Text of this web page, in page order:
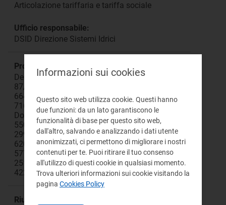
Articolazione tariffaria e tariffa sociale
Ufficio responsabile:
DSID Direzione Sistemi Idrici
Procedimento:
Deliberazioni:643/2013/R/idr
87/2014/R/idr
664/2015/R/idr
716/2016/R/idr
Documenti di consultazione:356/2013/R/idr
550/2013/R/idr
299/2014/R/idr
620/2014/R/idr
577/2015/R/idr
251/2017/R/idr
422/2017/R/idr
Riunione:
Informazioni sui cookies
Questo sito web utilizza cookie. Questi hanno
due funzioni: da un lato garantiscono le
funzionalità di base per questo sito web,
dall'altro, salvando e analizzando i dati utente
anonimizzati, ci permettono di migliorare i nostri
contenuti per te. Puoi ritirare il tuo consenso
all'utilizzo di questi cookie in qualsiasi momento.
Trova ulteriori informazioni sui cookie visitando la
pagina Cookies Policy